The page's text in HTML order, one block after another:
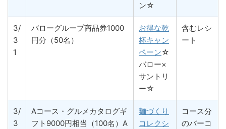
ン☆
3/
3
1
バローグループ商品券1000
円分（50名）
お得な乾
杯キャン
ペーン☆
バロー×
サントリ
ー☆
含むレシ
ート
3/
3
Aコース・グルメカタログギ
フト9000円相当（100名）A
麺づくり
コレクシ
コース分
のバーコ